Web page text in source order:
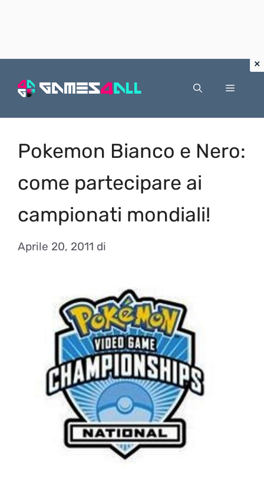
Menu
Pokemon Bianco e Nero:
come partecipare ai
campionati mondiali!
Aprile 20, 2011 di